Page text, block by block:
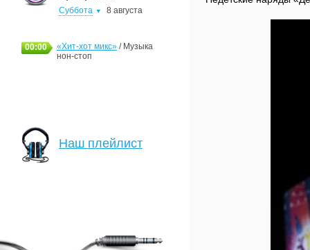
Суббота 8 августа
00:00 «Хит-хот микс» / Музыка
нон-стоп
Наш плейлист